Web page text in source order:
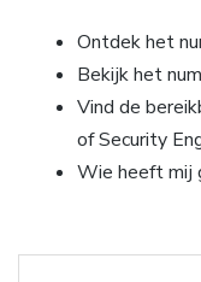
Ontdek het
Bekijk het
Vind de
of Security
Wie heeft mij